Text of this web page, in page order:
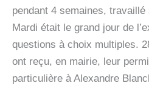
pendant 4 semaines,
Mardi était le grand jour de
questions à choix multiples.
ont reçu, en mairie, leur
particulière à Alexandre